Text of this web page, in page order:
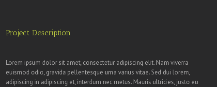
Project Description
Lorem ipsum dolor sit amet, consectetur adipiscing elit. Nam viverra
euismod odio, gravida pellentesque urna varius vitae. Sed dui lorem,
adipiscing in adipiscing et, interdum nec metus. Mauris ultricies, justo eu